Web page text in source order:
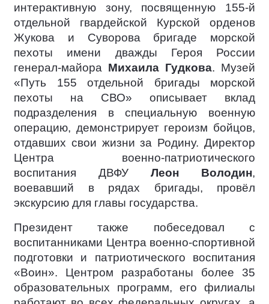
интерактивную зону, посвященную 155-й
отдельной гвардейской Курской орденов
Жукова и Суворова бригаде морской
пехоты имени дважды Героя России
генерал-майора Михаила Гудкова. Музей
«Путь 155 отдельной бригады морской
пехоты на СВО» описывает вклад
подразделения в специальную военную
операцию, демонстрирует героизм бойцов,
отдавших свои жизни за Родину. Директор
Центра военно-патриотического
воспитания ДВФУ Леон Володин,
воевавший в рядах бригады, провёл
экскурсию для главы государства.
Президент также побеседовал с
воспитанниками Центра военно-спортивной
подготовки и патриотического воспитания
«Воин». Центром разработаны более 35
образовательных программ, его филиалы